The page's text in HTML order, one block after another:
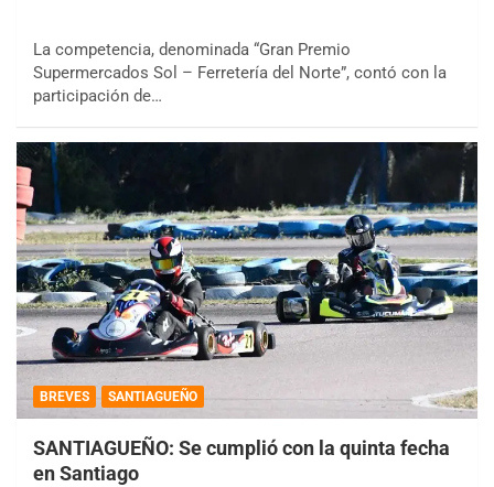
La competencia, denominada “Gran Premio
Supermercados Sol – Ferretería del Norte”, contó con la
participación de…
BREVES SANTIAGUEÑO
SANTIAGUEÑO: Se cumplió con la quinta fecha
en Santiago